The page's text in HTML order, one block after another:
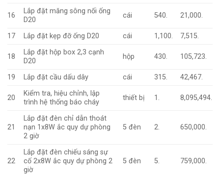
16
Lắp đặt măng sông nối ống
D20
cái 540. 21,000.
17 Lắp đặt kẹp đỡ ống D20 cái 1,100. 7,515.
18
Lắp đặt hộp box 2,3 cạnh
D20
hộp 430. 105,723.
19 Lắp đặt cầu dấu dây cái 315. 42,467.
20
Kiểm tra, hiệu chỉnh, lập
trình hệ thống báo cháy
thiết bị 1. 8,095,494.
21
Lắp đặt đèn chỉ dẫn thoát
nạn 1x8W ắc quy dự phòng
2 giờ
5 đèn 2. 650,000.
22
Lắp đặt đèn chiếu sáng sự
cố 2x8W ắc quy dự phòng 2
giờ
5 đèn 5. 759,000.